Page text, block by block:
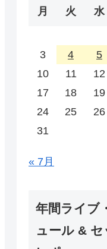
月 火 水
3
4 5
10
11 12
17
18 19
24
25 26
31
« 7月
年間ライブ
ュール &